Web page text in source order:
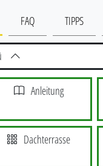
FAQ TIPPS
Anleitung
Dachterrasse